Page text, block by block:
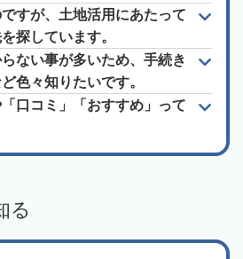
すが、土地活用にあたって
探しています。
ない事が多いため、手続き
色々知りたいです。
「口コミ」「おすすめ」って
る